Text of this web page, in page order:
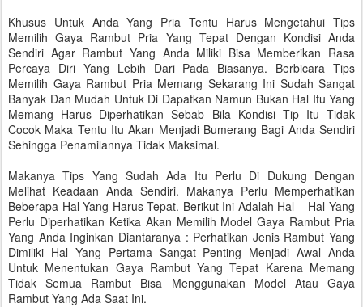
Khusus Untuk Anda Yang Pria Tentu Harus Mengetahui Tips
Memilih Gaya Rambut Pria Yang Tepat Dengan Kondisi Anda
Sendiri Agar Rambut Yang Anda Miliki Bisa Memberikan Rasa
Percaya Diri Yang Lebih Dari Pada Biasanya. Berbicara Tips
Memilih Gaya Rambut Pria Memang Sekarang Ini Sudah Sangat
Banyak Dan Mudah Untuk Di Dapatkan Namun Bukan Hal Itu Yang
Memang Harus Diperhatikan Sebab Bila Kondisi Tip Itu Tidak
Cocok Maka Tentu Itu Akan Menjadi Bumerang Bagi Anda Sendiri
Sehingga Penamilannya Tidak Maksimal.
Makanya Tips Yang Sudah Ada Itu Perlu Di Dukung Dengan
Melihat Keadaan Anda Sendiri. Makanya Perlu Memperhatikan
Beberapa Hal Yang Harus Tepat. Berikut Ini Adalah Hal – Hal Yang
Perlu Diperhatikan Ketika Akan Memilih Model Gaya Rambut Pria
Yang Anda Inginkan Diantaranya : Perhatikan Jenis Rambut Yang
Dimiliki Hal Yang Pertama Sangat Penting Menjadi Awal Anda
Untuk Menentukan Gaya Rambut Yang Tepat Karena Memang
Tidak Semua Rambut Bisa Menggunakan Model Atau Gaya
Rambut Yang Ada Saat Ini.